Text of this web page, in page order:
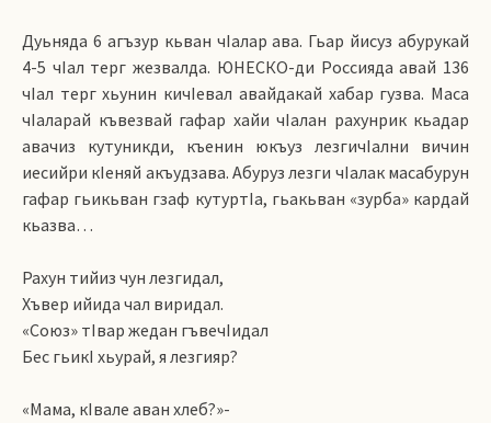
Дуьняда 6 агъзур кьван чIалар ава. Гьар йисуз абурукай
4-5 чIал терг жезвалда. ЮНЕСКО-ди Россияда авай 136
чIал терг хьунин кичIевал авайдакай хабар гузва. Маса
чIаларай къвезвай гафар хайи чIалан рахунрик кьадар
авачиз кутуникди, къенин юкъуз лезгичIални вичин
иесийри кIеняй акъудзава. Абуруз лезги чIалак масабурун
гафар гьикьван гзаф кутуртIа, гьакьван «зурба» кардай
кьазва…
Рахун тийиз чун лезгидал,
Хъвер ийида чал виридал.
«Союз» тIвар жедан гъвечIидал
Бес гьикI хьурай, я лезгияр?
«Мама, кIвале аван хлеб?»-